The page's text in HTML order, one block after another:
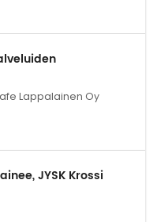
Lappalainen Oy
JYSK Krossi